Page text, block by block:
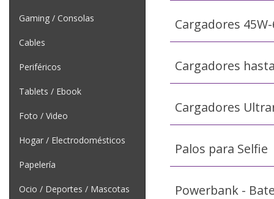
Gaming / Consolas
Cables
Periféricos
Tablets / Ebook
Foto / Video
Hogar / Electrodomésticos
Papelería
Ocio / Deportes / Mascotas
Cargadores
Cargadores
Cargadores
Palos para Selfie
Powerbank -